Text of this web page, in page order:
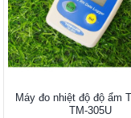
Máy đo nhiệt độ độ ẩm
TM-305U